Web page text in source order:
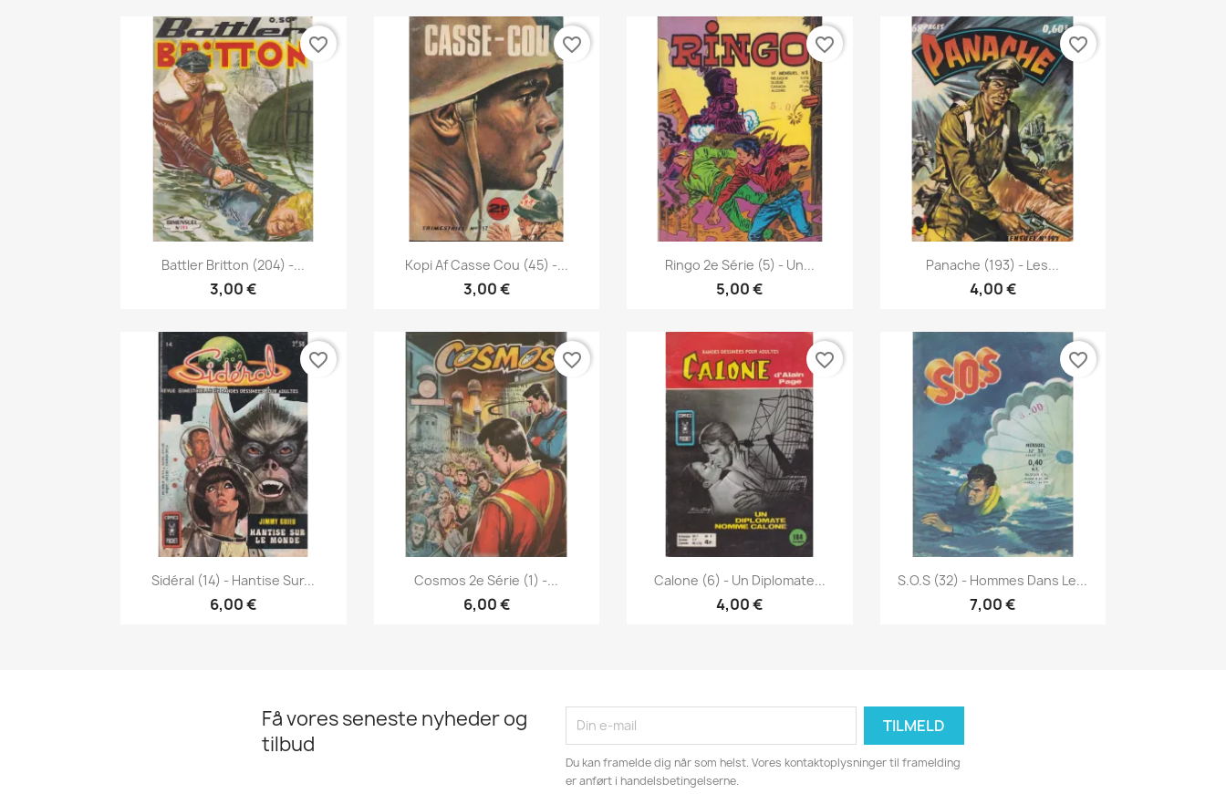
Vis her
Battler Britton (204) -...
3,00 €
favorite_border
Vis her
Kopi Af Casse Cou (45) -...
3,00 €
favorite_border
Vis her
Ringo 2e Série (5) - Un...
5,00 €
favorite_border
Vis her
Panache (193) - Les...
4,00 €
favorite_border
Vis her
Sidéral (14) - Hantise Sur...
6,00 €
favorite_border
Vis her
Cosmos 2e Série (1) -...
6,00 €
favorite_border
Vis her
Calone (6) - Un Diplomate...
4,00 €
favorite_border
Vis her
S.O.S (32) - Hommes Dans Le...
7,00 €
favorite_border
Få vores seneste nyheder og
tilbud
Du kan framelde dig når som helst. Vores kontaktoplysninger til framelding
er anført i handelsbetingelserne.